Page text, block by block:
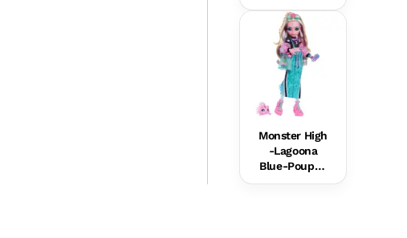
Coffret Piste
Dragon
Sharks vs
Dinos
Monster High
-Lagoona
Blue-Poupée
Avec